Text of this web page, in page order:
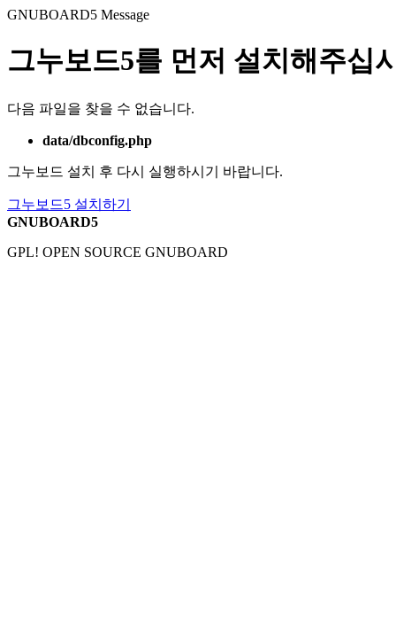
GNUBOARD5 Message
그누보드5를 먼저 설치해주십
다음 파일을 찾을 수 없습니다.
data/dbconfig.php
그누보드 설치 후 다시 실행하시기 바랍니다.
그누보드5 설치하기
GNUBOARD5
GPL! OPEN SOURCE GNUBOARD